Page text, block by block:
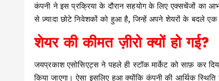
कंपनी ने इस प्रक्रिया के दौरान सहयोग के लिए एक्सचेंजों का
से ज़्यादा छोटे निवेशकों को हुआ है, जिन्हें अपने शेयरों के बदले एक
शेयर की कीमत ज़ीरो क्यों हो गई?
जयप्रकाश एसोसिएट्स ने पहले ही स्टॉक मार्केट को साफ़ कर
किया जाएगा। ऐसा इसलिए हुआ क्योंकि कंपनी की आर्थिक